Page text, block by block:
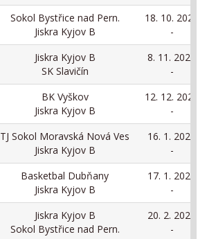
Sokol Bystřice nad Pern.
Jiskra Kyjov B
18. 10. 2026
-
Jiskra Kyjov B
SK Slavičín
8. 11. 2026
-
BK Vyškov
Jiskra Kyjov B
12. 12. 2026
-
TJ Sokol Moravská Nová Ves
Jiskra Kyjov B
16. 1. 2027
-
Basketbal Dubňany
Jiskra Kyjov B
17. 1. 2027
-
Jiskra Kyjov B
Sokol Bystřice nad Pern.
20. 2. 2027
-